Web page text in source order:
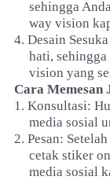
sehingga
way vision
4. Desain
hati,
vision yang
Cara Memesan
1. Konsultasi:
media sosial
2. Pesan:
cetak stiker
media sosial